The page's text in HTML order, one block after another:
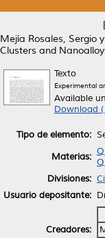
Mejía Rosales, Sergio y
Clusters and
Texto
Experimental
Available
Download
Tipo de elemento:
Materias:
Divisiones:
Usuario depositante:
Creadores: